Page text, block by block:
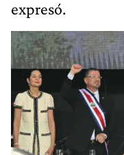
expresó.